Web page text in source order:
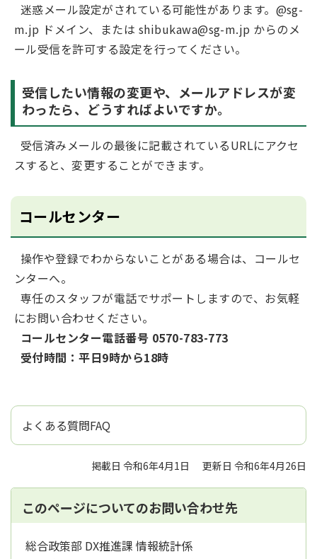
迷惑メール設定がされている可能性があります。@sg-
m.jp ドメイン、または shibukawa@sg-m.jp からのメ
ール受信を許可する設定を行ってください。
受信したい情報の変更や、メールアドレスが変
わったら、どうすればよいですか。
受信済みメールの最後に記載されているURLにアクセ
スすると、変更することができます。
コールセンター
操作や登録でわからないことがある場合は、コールセ
ンターへ。
専任のスタッフが電話でサポートしますので、お気軽
にお問い合わせください。
コールセンター電話番号 0570-783-773
受付時間：平日9時から18時
よくある質問FAQ
掲載日 令和6年4月1日 更新日 令和6年4月26日
このページについてのお問い合わせ先
総合政策部 DX推進課 情報統計係